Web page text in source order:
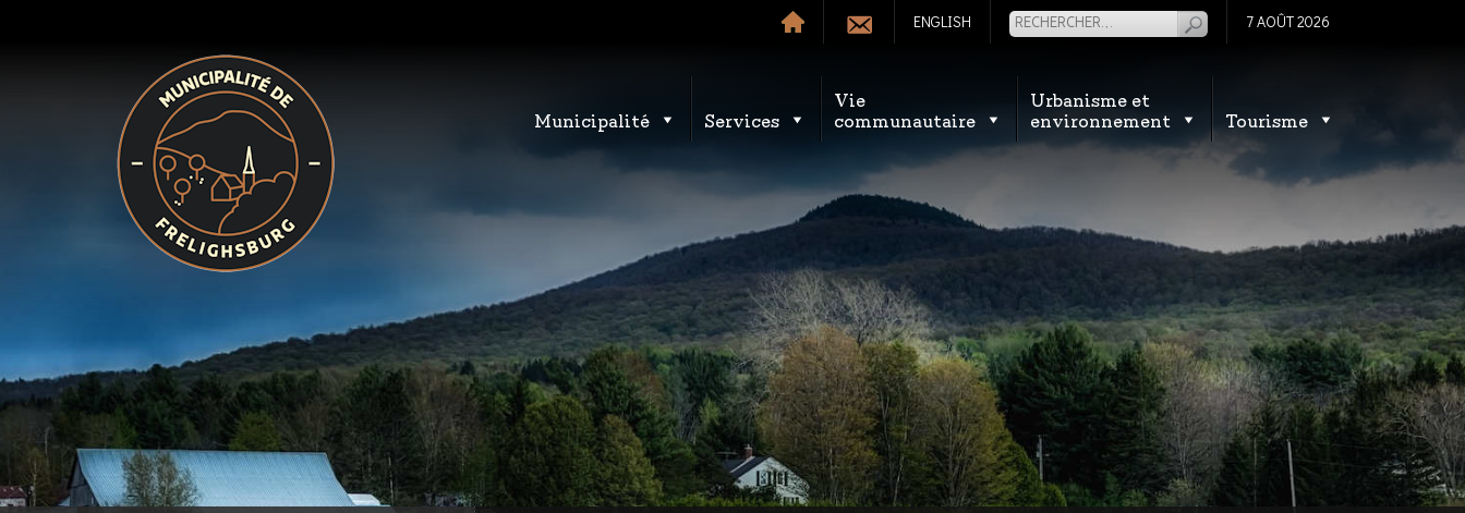
ENGLISH 7 AOÛT 2026
Municipalité Services
Vie
communautaire
Urbanisme et
environnement
Tourisme